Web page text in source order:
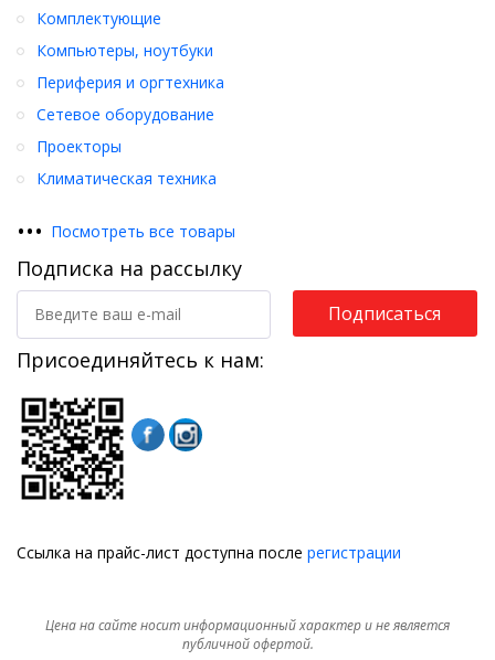
Комплектующие
Компьютеры, ноутбуки
Периферия и оргтехника
Сетевое оборудование
Проекторы
Климатическая техника
••• Посмотреть все товары
Подписка на рассылку
Подписаться
Присоединяйтесь к нам:
Ссылка на прайс-лист доступна после регистрации
Цена на сайте носит информационный характер и не является
публичной офертой.